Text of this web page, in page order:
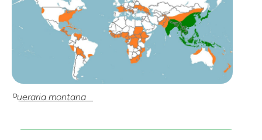
Pueraria montana